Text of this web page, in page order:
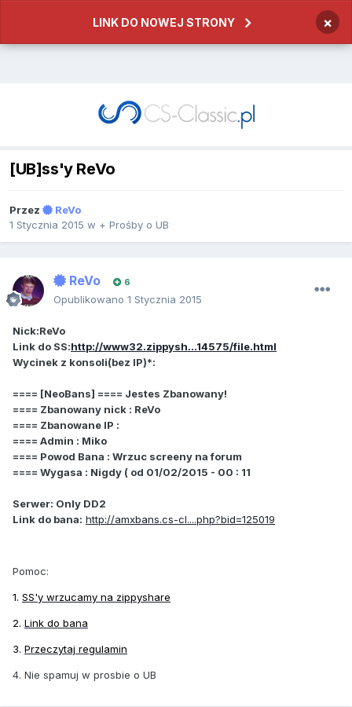
LINK DO NOWEJ STRONY ×
[UB]ss'y ReVo
Przez
ReVo
1 Stycznia 2015 w + Prośby o UB
ReVo 6
Opublikowano 1 Stycznia 2015
Nick:ReVo
Link do SS:http://www32.zippysh...14575/file.html
Wycinek z konsoli(bez IP)*:
==== [NeoBans] ==== Jestes Zbanowany!
==== Zbanowany nick : ReVo
==== Zbanowane IP :
==== Admin : Miko
==== Powod Bana : Wrzuc screeny na forum
==== Wygasa : Nigdy ( od 01/02/2015 - 00 : 11
Serwer: Only DD2
Link do bana: http://amxbans.cs-cl....php?bid=125019
Pomoc:
1. SS'y wrzucamy na zippyshare
2. Link do bana
3. Przeczytaj regulamin
4. Nie spamuj w prosbie o UB